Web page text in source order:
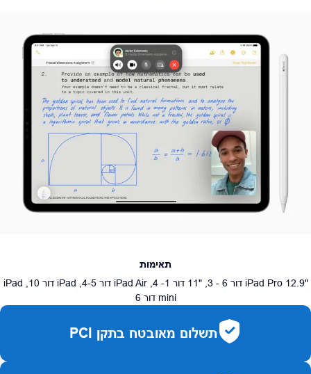
תאימות
"iPad Pro 12.9 דור 6 - 3, "11 דור 1- 4, iPad Air דור 4-5, iPad דור 10, iPad
mini דור 6
תשלום מאובטח בתקן PCI